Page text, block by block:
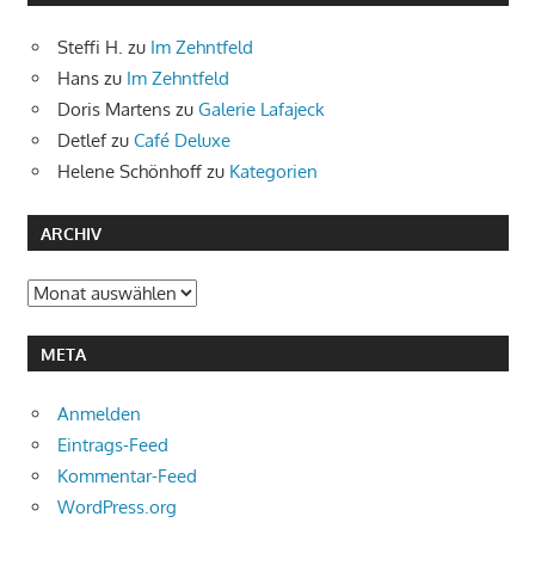
Steffi H. zu Im Zehntfeld
Hans zu Im Zehntfeld
Doris Martens zu Galerie Lafajeck
Detlefzu Café Deluxe
Helene Schönhoff zu Kategorien
ARCHIV
Archiv
META
Anmelden
Eintrags-Feed
Kommentar-Feed
WordPress.org